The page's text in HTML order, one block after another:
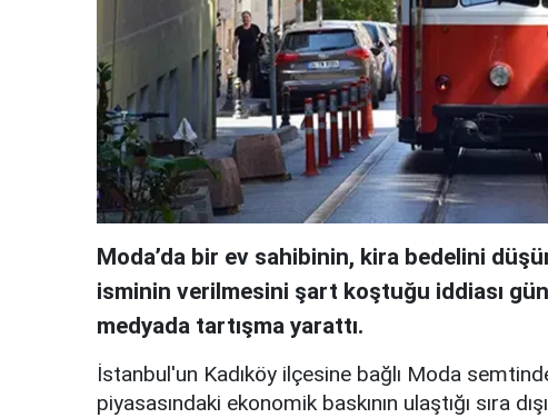
Moda’da bir ev sahibinin, kira bedelini
isminin verilmesini şart koştuğu iddiası
medyada tartışma yarattı.
İstanbul'un Kadıköy ilçesine bağlı Moda
piyasasındaki ekonomik baskının ulaştığı sıra